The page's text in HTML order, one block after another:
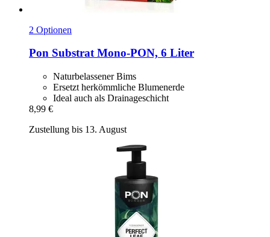
2 Optionen
Pon Substrat Mono-​PON, 6 Liter
Naturbelassener Bims
Ersetzt herkömmliche Blumenerde
Ideal auch als Drainageschicht
8,99 €
Zustellung bis 13. August